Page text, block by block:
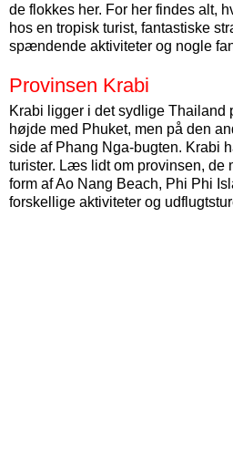
de flokkes her. For her findes alt,
hos en tropisk turist, fantastiske
spændende aktiviteter og nogle
Provinsen Krabi
Krabi ligger i det sydlige Thailand
højde med Phuket, men på den
side af Phang Nga-bugten. Krabi
turister. Læs lidt om provinsen, de
form af Ao Nang Beach, Phi Phi
forskellige aktiviteter og